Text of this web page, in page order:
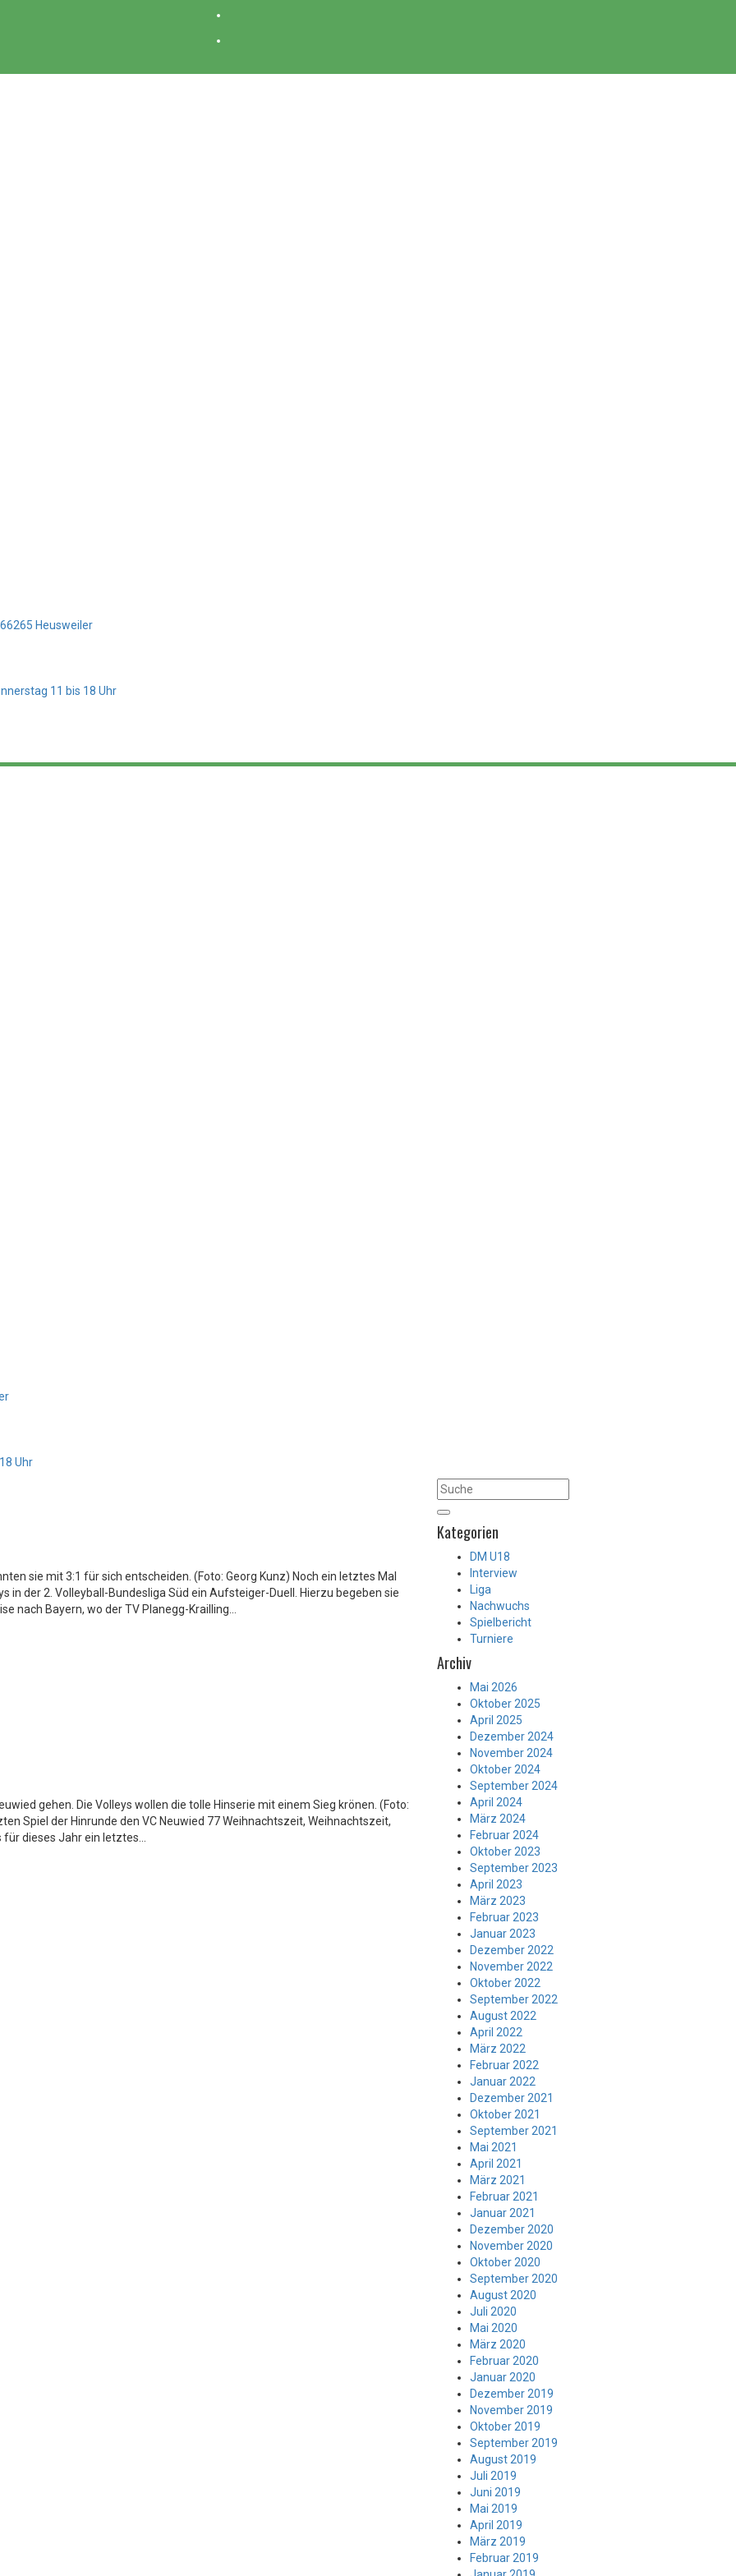
Heusweiler
11 bis 18 Uhr
Uhr
sie mit 3:1 für sich entscheiden. (Foto: Georg Kunz) Noch ein letztes Mal
in der 2. Volleyball-Bundesliga Süd ein Aufsteiger-Duell. Hierzu begeben sie
nach Bayern, wo der TV Planegg-Krailling...
gehen. Die Volleys wollen die tolle Hinserie mit einem Sieg krönen. (Foto:
Spiel der Hinrunde den VC Neuwied 77 Weihnachtszeit, Weihnachtszeit,
dieses Jahr ein letztes...
Kategorien
DM U18
Interview
Liga
Nachwuchs
Spielbericht
Turniere
Archiv
Mai 2026
Oktober 2025
April 2025
Dezember 2024
November 2024
Oktober 2024
September 2024
April 2024
März 2024
Februar 2024
Oktober 2023
September 2023
April 2023
März 2023
Februar 2023
Januar 2023
Dezember 2022
November 2022
Oktober 2022
September 2022
August 2022
April 2022
März 2022
Februar 2022
Januar 2022
Dezember 2021
Oktober 2021
September 2021
Mai 2021
April 2021
März 2021
Februar 2021
Januar 2021
Dezember 2020
November 2020
Oktober 2020
September 2020
August 2020
Juli 2020
Mai 2020
März 2020
Februar 2020
Januar 2020
Dezember 2019
November 2019
Oktober 2019
September 2019
August 2019
Juli 2019
Juni 2019
Mai 2019
April 2019
März 2019
Februar 2019